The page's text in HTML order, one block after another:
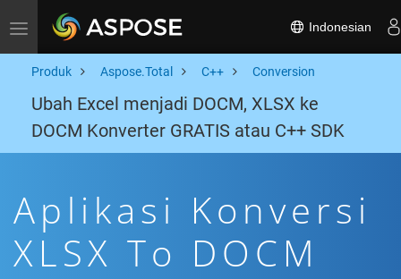
Toggle navigation Indonesian
Produk Aspose.Total C++ Conversion
Ubah Excel menjadi DOCM, XLSX ke
DOCM Konverter GRATIS atau C++ SDK
Aplikasi Konversi
XLSX To DOCM